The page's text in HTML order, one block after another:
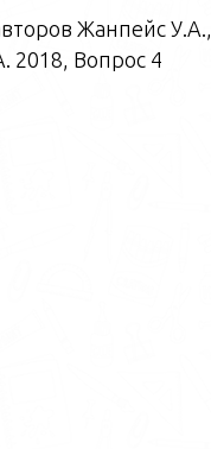
Жанпейс У.А.,
2018, Вопрос 4